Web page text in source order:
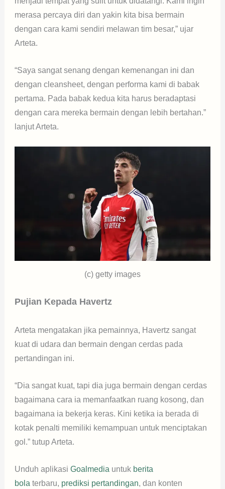
merasa percaya diri dan yakin kita bisa bermain
dengan cara kami sendiri melawan tim besar,” ujar
Arteta.
“Saya sangat senang dengan kemenangan ini dan
dengan cleansheet, dengan performa kami di babak
pertama. Pada babak kedua kita harus beradaptasi
dengan cara mereka bermain dengan lebih bertahan.”
lanjut Arteta.
(c) getty images
Pujian Kepada Havertz
Arteta mengatakan jika pemainnya, Havertz sangat
kuat di udara dan bermain dengan cerdas pada
pertandingan ini.
“Dia sangat kuat, tapi dia juga bermain dengan cerdas
bagaimana cara ia memanfaatkan ruang kosong, dan
bagaimana ia bekerja keras. Kini ketika ia berada di
kotak penalti memiliki kemampuan untuk menciptakan
gol.” tutup Arteta.
Unduh aplikasi Goalmedia untuk berita
bola terbaru, prediksi pertandingan, dan konten